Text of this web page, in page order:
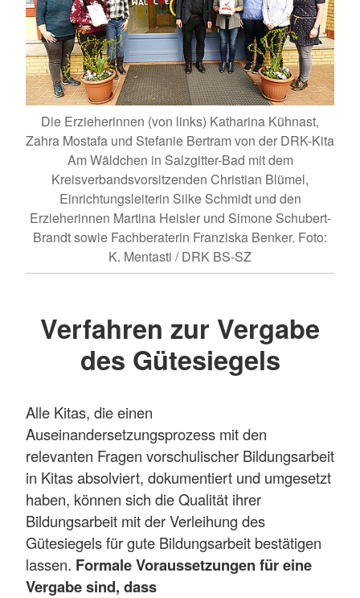
Die Erzieherinnen (von links) Katharina Kühnast,
Zahra Mostafa und Stefanie Bertram von der DRK-Kita
Am Wäldchen in Salzgitter-Bad mit dem
Kreisverbandsvorsitzenden Christian Blümel,
Einrichtungsleiterin Silke Schmidt und den
Erzieherinnen Martina Heisler und Simone Schubert-
Brandt sowie Fachberaterin Franziska Benker. Foto:
K. Mentasti / DRK BS-SZ
Verfahren zur Vergabe
des Gütesiegels
Alle Kitas, die einen
Auseinandersetzungsprozess mit den
relevanten Fragen vorschulischer Bildungsarbeit
in Kitas absolviert, dokumentiert und umgesetzt
haben, können sich die Qualität ihrer
Bildungsarbeit mit der Verleihung des
Gütesiegels für gute Bildungsarbeit bestätigen
lassen. Formale Voraussetzungen für eine
Vergabe sind, dass